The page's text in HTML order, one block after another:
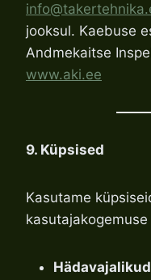
jooksul. Kaebuse
Andmekaitse
www.aki.ee
9. Küpsised
Kasutame